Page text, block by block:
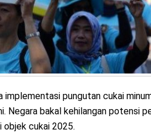
implementasi pungutan cukai
Negara bakal kehilangan potensi
objek cukai 2025.